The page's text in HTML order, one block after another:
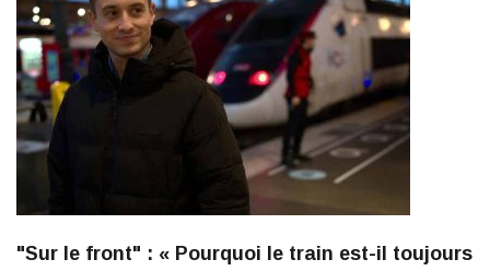
"Sur le front" : « Pourquoi le train est-il toujours